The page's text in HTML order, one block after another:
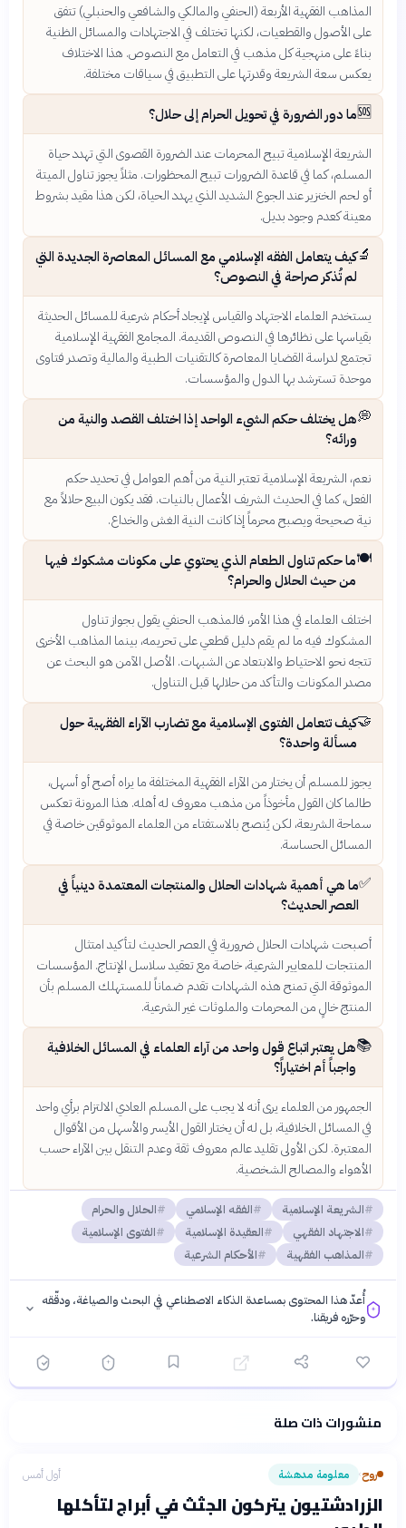
المذاهب الفقهية الأربعة (الحنفي والمالكي والشافعي والحنبلي) تتفق
على الأصول والقطعيات، لكنها تختلف في الاجتهادات والمسائل الظنية
بناءً على منهجية كل مذهب في التعامل مع النصوص. هذا الاختلاف
يعكس سعة الشريعة وقدرتها على التطبيق في سياقات مختلفة.
🆘ما دور الضرورة في تحويل الحرام إلى حلال؟
الشريعة الإسلامية تبيح المحرمات عند الضرورة القصوى التي تهدد حياة
المسلم، كما في قاعدة الضرورات تبيح المحظورات. مثلاً يجوز تناول الميتة
أو لحم الخنزير عند الجوع الشديد الذي يهدد الحياة، لكن هذا مقيد بشروط
معينة كعدم وجود بديل.
🔬كيف يتعامل الفقه الإسلامي مع المسائل المعاصرة الجديدة التي
لم تُذكر صراحة في النصوص؟
يستخدم العلماء الاجتهاد والقياس لإيجاد أحكام شرعية للمسائل الحديثة
بقياسها على نظائرها في النصوص القديمة. المجامع الفقهية الإسلامية
تجتمع لدراسة القضايا المعاصرة كالتقنيات الطبية والمالية وتصدر فتاوى
موحدة تسترشد بها الدول والمؤسسات.
💭هل يختلف حكم الشيء الواحد إذا اختلف القصد والنية من
ورائه؟
نعم، الشريعة الإسلامية تعتبر النية من أهم العوامل في تحديد حكم
الفعل، كما في الحديث الشريف الأعمال بالنيات. فقد يكون البيع حلالاً مع
نية صحيحة ويصبح محرماً إذا كانت النية الغش والخداع.
🍽️ما حكم تناول الطعام الذي يحتوي على مكونات مشكوك فيها
من حيث الحلال والحرام؟
اختلف العلماء في هذا الأمر، فالمذهب الحنفي يقول بجواز تناول
المشكوك فيه ما لم يقم دليل قطعي على تحريمه، بينما المذاهب الأخرى
تتجه نحو الاحتياط والابتعاد عن الشبهات. الأصل الآمن هو البحث عن
مصدر المكونات والتأكد من حلالها قبل التناول.
🤝كيف تتعامل الفتوى الإسلامية مع تضارب الآراء الفقهية حول
مسألة واحدة؟
يجوز للمسلم أن يختار من الآراء الفقهية المختلفة ما يراه أصح أو أسهل،
طالما كان القول مأخوذاً من مذهب معروف له أهله. هذا المرونة تعكس
سماحة الشريعة، لكن يُنصح بالاستفتاء من العلماء الموثوقين خاصة في
المسائل الحساسة.
✅ما هي أهمية شهادات الحلال والمنتجات المعتمدة دينياً في
العصر الحديث؟
أصبحت شهادات الحلال ضرورية في العصر الحديث لتأكيد امتثال
المنتجات للمعايير الشرعية، خاصة مع تعقيد سلاسل الإنتاج. المؤسسات
الموثوقة التي تمنح هذه الشهادات تقدم ضماناً للمستهلك المسلم بأن
المنتج خالٍ من المحرمات والملوثات غير الشرعية.
📚هل يعتبر اتباع قول واحد من آراء العلماء في المسائل الخلافية
واجباً أم اختياراً؟
الجمهور من العلماء يرى أنه لا يجب على المسلم العادي الالتزام برأي واحد
في المسائل الخلافية، بل له أن يختار القول الأيسر والأسهل من الأقوال
المعتبرة. لكن الأولى تقليد عالم معروف ثقة وعدم التنقل بين الآراء حسب
الأهواء والمصالح الشخصية.
الشريعة الإسلامية الفقه الإسلامي
الحلال والحرام
الاجتهاد الفقهي
العقيدة الإسلامية
الفتوى الإسلامية
المذاهب الفقهية
الأحكام الشرعية
أُعدّ هذا المحتوى بمساعدة الذكاء الاصطناعي في البحث والصياغة، ودقّقه
وحرّره فريقنا.
فلسفتنا المعرفية· سياسة الذكاء الاصطناعيمنشورات ذات صلة
روح› معلومة مدهشة أول أمس
الزرادشتيون يتركون الجثث في أبراج لتأكلها